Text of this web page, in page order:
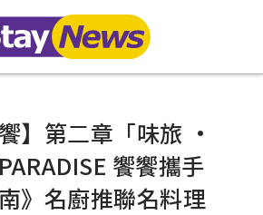
】第⼆章「味旅 •
饗饗攜⼿
》名廚推聯名料理